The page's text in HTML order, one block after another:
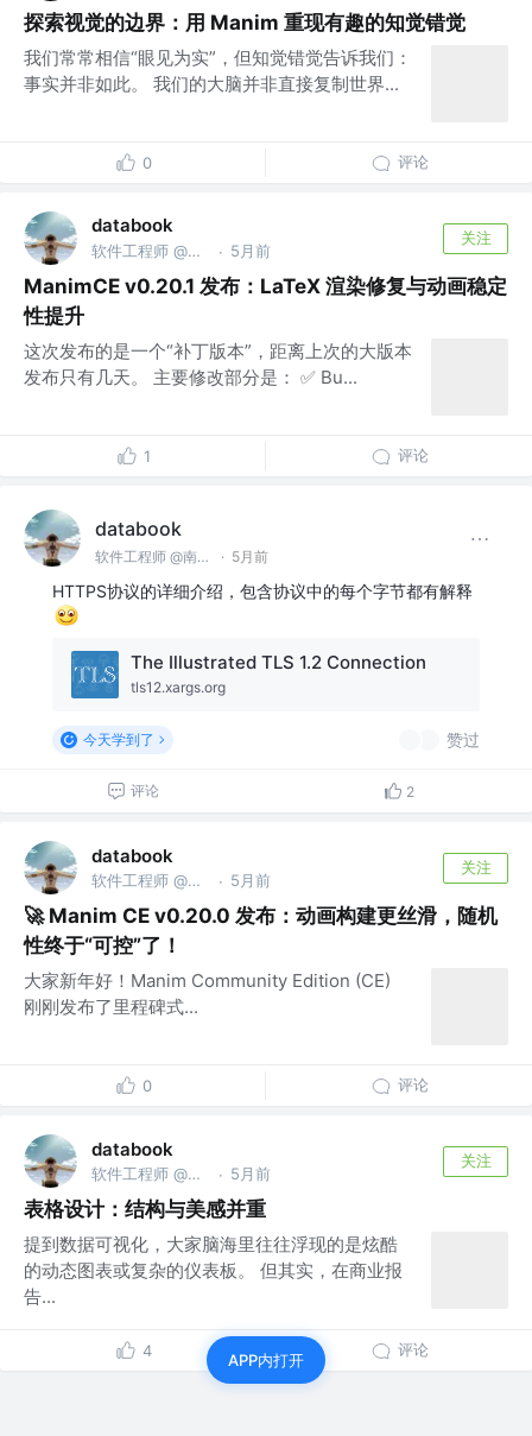
探索视觉的边界：用 Manim 重现有趣的知觉错觉
我们常常相信“眼见为实”，但知觉错觉告诉我们：
事实并非如此。 我们的大脑并非直接复制世界...
0 评论
databook
软件工程师 @南京亚原软件有限公司 · 5月前
关注
ManimCE v0.20.1 发布：LaTeX 渲染修复与动画稳定
性提升
这次发布的是一个“补丁版本”，距离上次的大版本
发布只有几天。 主要修改部分是： ✅ Bu...
1 评论
databook
软件工程师 @南京亚原软件有限公司 · 5月前
HTTPS协议的详细介绍，包含协议中的每个字节都有解释
The Illustrated TLS 1.2 Connection
tls12.xargs.org
今天学到了 赞过
评论 2
databook
软件工程师 @南京亚原软件有限公司 · 5月前
关注
🚀 Manim CE v0.20.0 发布：动画构建更丝滑，随机
性终于“可控”了！
大家新年好！Manim Community Edition (CE)
刚刚发布了里程碑式...
0 评论
databook
软件工程师 @南京亚原软件有限公司 · 5月前
关注
表格设计：结构与美感并重
提到数据可视化，大家脑海里往往浮现的是炫酷
的动态图表或复杂的仪表板。 但其实，在商业报
告...
4 评论
APP内打开